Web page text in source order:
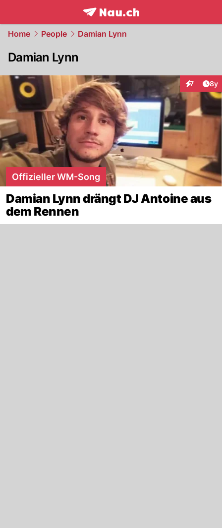
frontpage.NAU.ch
Home People Damian Lynn
Damian Lynn
7 8y
Offizieller WM-Song
Damian Lynn drängt DJ Antoine aus
dem Rennen